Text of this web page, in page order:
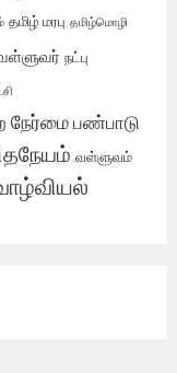
தமிழ் மரபு தமிழ்மொழி
நட்பு
நேர்மை பண்பாடு
வள்ளுவம்